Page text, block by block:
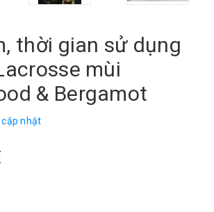
thời gian sử dụng
mùi
& Bergamot
nhật